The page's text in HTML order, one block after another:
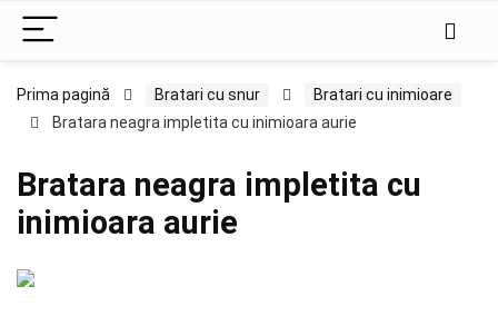
Prima pagină Bratari cu snur
Bratari cu inimioare
Bratara neagra impletita cu inimioara aurie
Bratara neagra impletita cu
inimioara aurie